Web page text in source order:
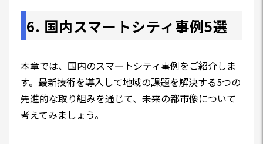
6. 国内スマートシティ事例5選
本章では、国内のスマートシティ事例をご紹介しま
す。最新技術を導入して地域の課題を解決する5つの
先進的な取り組みを通じて、未来の都市像について
考えてみましょう。